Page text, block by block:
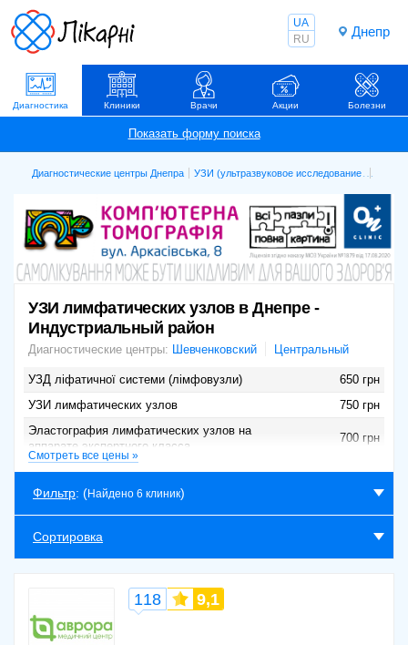
Днепр
UA
RU
Диагностика Клиники Врачи Акции Болезни
Диагностические центры Днепра УЗИ (ультразвуковое исследование)
УЗИ лимфатических узлов в Днепре -
Индустриальный район
Диагностические центры: Шевченковский Центральный
УЗД ліфатичної системи (лімфовузли)
650 грн
УЗИ лимфатических узлов
750 грн
Эластография лимфатических узлов на
аппарате экспертного класса
700 грн
УЗИ лимфатических узлов (одна
анатомическая зона)
УЗИ лимфоузлов 600 грн
Смотреть все цены »
Фильтр: (Найдено 6 клиник)
Сортировка
118 9,1